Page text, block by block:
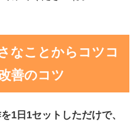
なことからコツコ
善のコツ
1日1セットしただけで、